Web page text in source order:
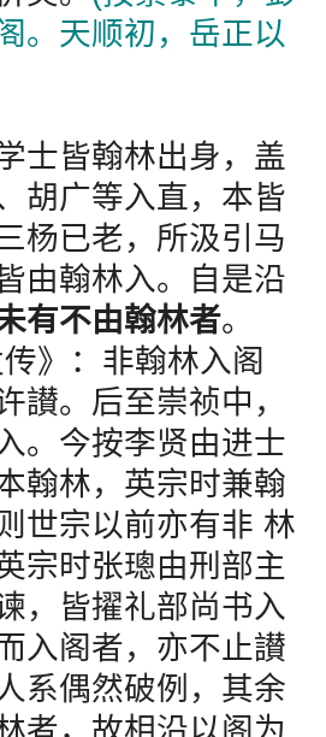
。天顺初，岳正以
皆翰林出身，盖
胡广等入直，本皆
杨已老，所汲引马
由翰林入。自是沿
有不由翰林者。
》：非翰林入阁
讃。后至崇祯中，
。今按李贤由进士
翰林，英宗时兼翰
世宗以前亦有非 林
宗时张璁由刑部主
，皆擢礼部尚书入
入阁者，亦不止讃
系偶然破例，其余
者，故相沿以阁为